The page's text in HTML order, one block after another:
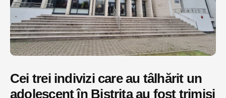
Cei trei indivizi care au tâlhărit un
adolescent în Bistrița au fost trimiși